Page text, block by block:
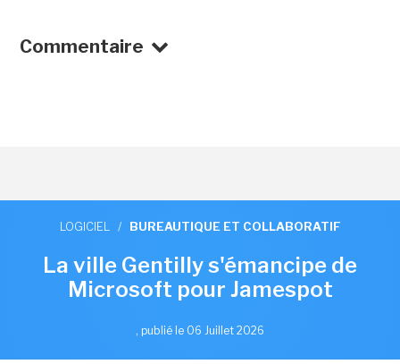
Commentaire
LOGICIEL / BUREAUTIQUE ET COLLABORATIF
La ville Gentilly s'émancipe de
Microsoft pour Jamespot
, publié le 06 Juillet 2026